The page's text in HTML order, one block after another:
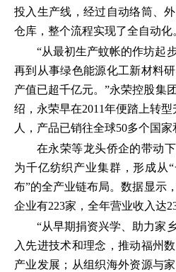
投入生产线，经过自动络筒、
仓库，整个流程实现了全自动化
“从最初生产蚊帐的作坊起
再到从事绿色能源化工新材料
产值已超千亿元。”永荣控股集
绍，永荣早在2011年便踏上转
人，产品已销往全球50多个国家
在永荣等龙头侨企的带动
为千亿纺织产业集群，形成从
布”的全产业链布局。数据显示
企业有223家，全年营业收入达
“从早期捐资兴学、助力家
入先进技术和理念，推动福州
产业发展；从组织海外资源与